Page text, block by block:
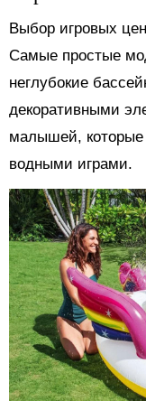
Выбор игровых
Самые простые
неглубокие
декоративными
малышей, которые
водными играми.